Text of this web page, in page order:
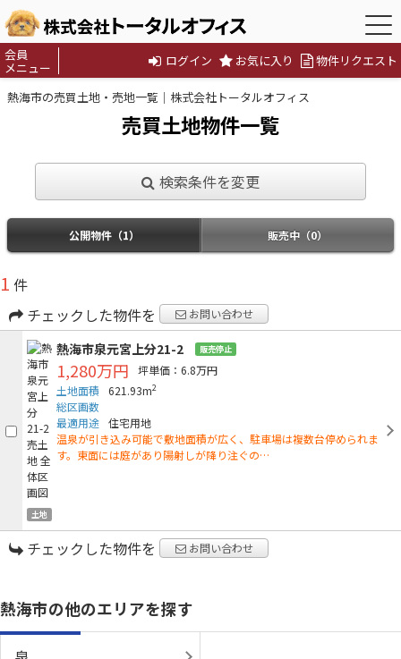
会員
メニュー ログイン お気に入り 物件リクエスト
熱海市の売買土地・売地一覧｜株式会社トータルオフィス
売買土地物件一覧
検索条件を変更
公開物件（1） 販売中（0）
1 件
チェックした物件を
お問い合わせ
土地
熱海市泉元宮上分21-2 販売停止
1,280万円
坪単価：6.8万円
土地面積
621.93m2
総区画数
最適用途 住宅用地
温泉が引き込み可能で敷地面積が広く、駐車場は複数台停められま
す。東面には庭があり陽射しが降り注ぐの…
チェックした物件を お問い合わせ
熱海市の他のエリアを探す